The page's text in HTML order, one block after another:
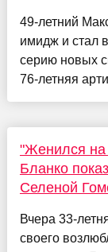
49-летний
имидж и стал
серию новых
76-летняя
"Женился на
Бланко
Селеной
Вчера 33-
своего